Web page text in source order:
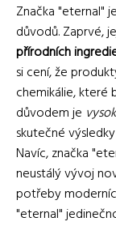
Značka "eternal"
důvodů. Zaprvé,
přírodních
si cení, že
chemikálie, které
důvodem je
skutečné
Navíc, značka
neustálý vývoj
potřeby
"eternal"